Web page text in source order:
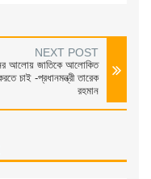
NEXT POST
আলোয় জাতিকে আলোকিত
চাই -প্রধানমন্ত্রী তারেক
রহমান